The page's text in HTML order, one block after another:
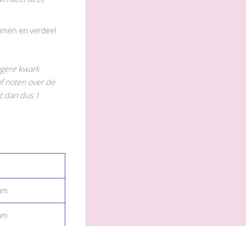
en verdeel
kwark
noten over de
dan dus 1